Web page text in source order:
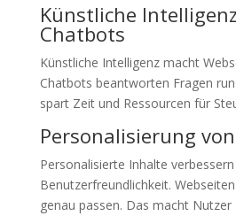
Künstliche
Chatbots
Künstliche Intelligenz macht
Chatbots beantworten Fragen
spart Zeit und Ressourcen für
Personalisierung
Personalisierte Inhalte
Benutzerfreundlichkeit.
genau passen. Das macht Nutzer